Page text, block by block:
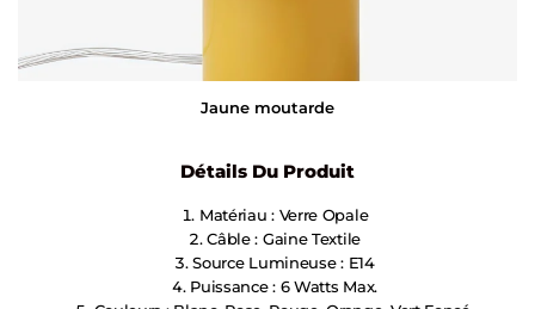
Jaune moutarde
Détails Du Produit
Matériau : Verre Opale
Câble : Gaine Textile
Source Lumineuse : E14
Puissance : 6 Watts Max.